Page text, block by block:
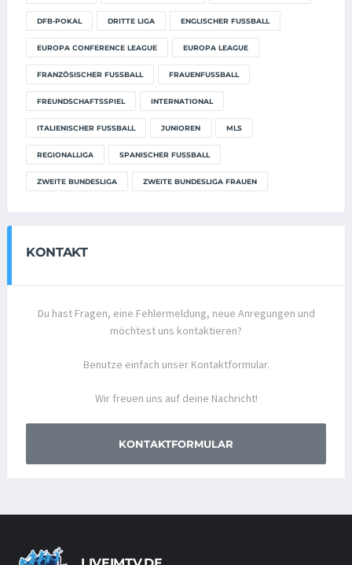
DFB-POKAL DRITTE LIGA ENGLISCHER FUSSBALL
EUROPA CONFERENCE LEAGUE EUROPA LEAGUE
FRANZÖSISCHER FUSSBALL FRAUENFUSSBALL
FREUNDSCHAFTSSPIEL INTERNATIONAL
ITALIENISCHER FUSSBALL JUNIOREN MLS
REGIONALLIGA SPANISCHER FUSSBALL
ZWEITE BUNDESLIGA ZWEITE BUNDESLIGA FRAUEN
KONTAKT
Du hast Fragen, eine Fehlermeldung, neue Anregungen und
möchtest uns kontaktieren?
Benutze einfach unser Kontaktformular.
Wir freuen uns auf deine Nachricht!
KONTAKTFORMULAR